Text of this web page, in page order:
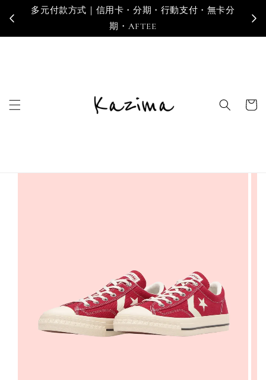
多元付款方式｜信用卡・分期・行動支付・無卡分
期・AFTEE
寄